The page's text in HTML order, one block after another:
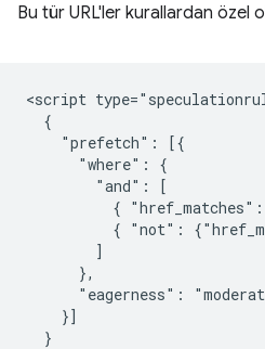
Bu tür URL'ler kurallardan özel
<script
  {
    "prefetch": [{
      "where": {
        "and": [
{
{ "not":
        ]
      },
"eagerness":
    }]
  }